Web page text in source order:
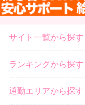
サイト一覧から探す
ランキングから探す
通勤エリアから探す